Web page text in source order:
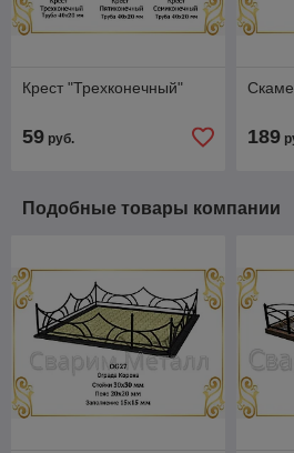
Крест "Трехконечный"
59 руб. 189
Подобные товары компании